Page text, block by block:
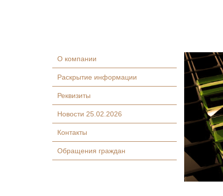
О компании
Раскрытие информации
Реквизиты
Новости 25.02.2026
Контакты
Обращения граждан